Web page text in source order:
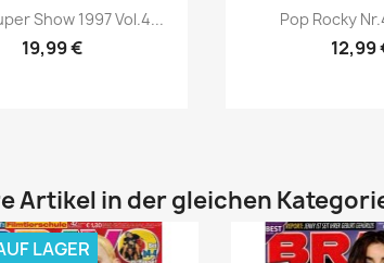
Vorschau
Show 1997 Vol.4...
19,99 €

Pop Rocky
12,99
Artikel in der gleichen
LAGER